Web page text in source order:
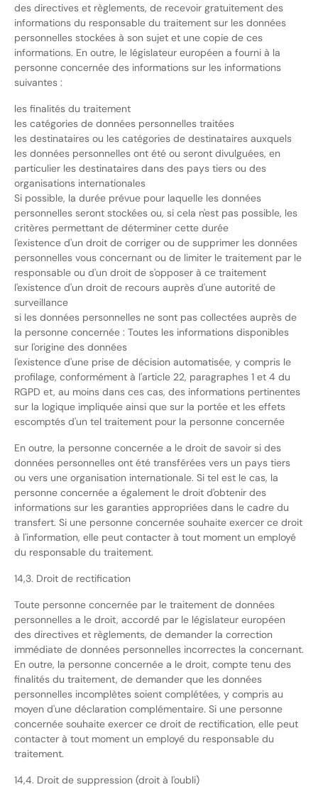
des directives et règlements, de recevoir gratuitement des
informations du responsable du traitement sur les données
personnelles stockées à son sujet et une copie de ces
informations. En outre, le législateur européen a fourni à la
personne concernée des informations sur les informations
suivantes :
les finalités du traitement
les catégories de données personnelles traitées
les destinataires ou les catégories de destinataires auxquels
les données personnelles ont été ou seront divulguées, en
particulier les destinataires dans des pays tiers ou des
organisations internationales
Si possible, la durée prévue pour laquelle les données
personnelles seront stockées ou, si cela n'est pas possible, les
critères permettant de déterminer cette durée
l'existence d'un droit de corriger ou de supprimer les données
personnelles vous concernant ou de limiter le traitement par le
responsable ou d'un droit de s'opposer à ce traitement
l'existence d'un droit de recours auprès d'une autorité de
surveillance
si les données personnelles ne sont pas collectées auprès de
la personne concernée : Toutes les informations disponibles
sur l'origine des données
l'existence d'une prise de décision automatisée, y compris le
profilage, conformément à l'article 22, paragraphes 1 et 4 du
RGPD et, au moins dans ces cas, des informations pertinentes
sur la logique impliquée ainsi que sur la portée et les effets
escomptés d'un tel traitement pour la personne concernée
En outre, la personne concernée a le droit de savoir si des
données personnelles ont été transférées vers un pays tiers
ou vers une organisation internationale. Si tel est le cas, la
personne concernée a également le droit d'obtenir des
informations sur les garanties appropriées dans le cadre du
transfert. Si une personne concernée souhaite exercer ce droit
à l'information, elle peut contacter à tout moment un employé
du responsable du traitement.
14,3. Droit de rectification
Toute personne concernée par le traitement de données
personnelles a le droit, accordé par le législateur européen
des directives et règlements, de demander la correction
immédiate de données personnelles incorrectes la concernant.
En outre, la personne concernée a le droit, compte tenu des
finalités du traitement, de demander que les données
personnelles incomplètes soient complétées, y compris au
moyen d'une déclaration complémentaire. Si une personne
concernée souhaite exercer ce droit de rectification, elle peut
contacter à tout moment un employé du responsable du
traitement.
14,4. Droit de suppression (droit à l'oubli)